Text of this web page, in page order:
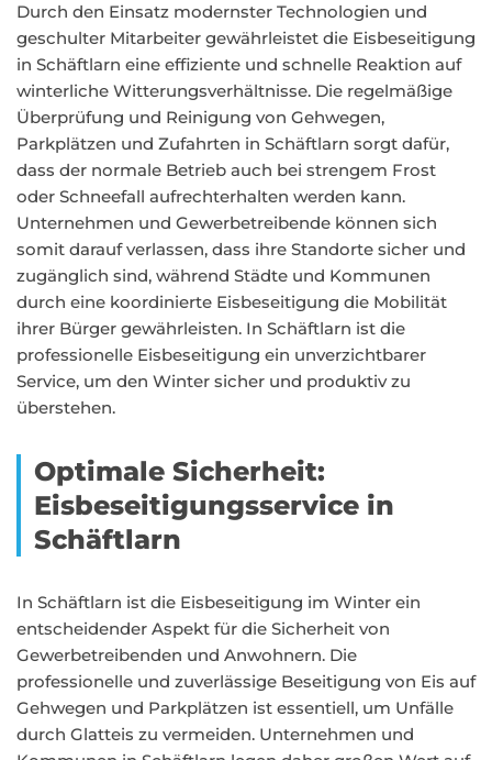
Durch den Einsatz modernster Technologien und
geschulter Mitarbeiter gewährleistet die Eisbeseitigung
in Schäftlarn eine effiziente und schnelle Reaktion auf
winterliche Witterungsverhältnisse. Die regelmäßige
Überprüfung und Reinigung von Gehwegen,
Parkplätzen und Zufahrten in Schäftlarn sorgt dafür,
dass der normale Betrieb auch bei strengem Frost
oder Schneefall aufrechterhalten werden kann.
Unternehmen und Gewerbetreibende können sich
somit darauf verlassen, dass ihre Standorte sicher und
zugänglich sind, während Städte und Kommunen
durch eine koordinierte Eisbeseitigung die Mobilität
ihrer Bürger gewährleisten. In Schäftlarn ist die
professionelle Eisbeseitigung ein unverzichtbarer
Service, um den Winter sicher und produktiv zu
überstehen.
Optimale Sicherheit:
Eisbeseitigungsservice in
Schäftlarn
In Schäftlarn ist die Eisbeseitigung im Winter ein
entscheidender Aspekt für die Sicherheit von
Gewerbetreibenden und Anwohnern. Die
professionelle und zuverlässige Beseitigung von Eis auf
Gehwegen und Parkplätzen ist essentiell, um Unfälle
durch Glatteis zu vermeiden. Unternehmen und